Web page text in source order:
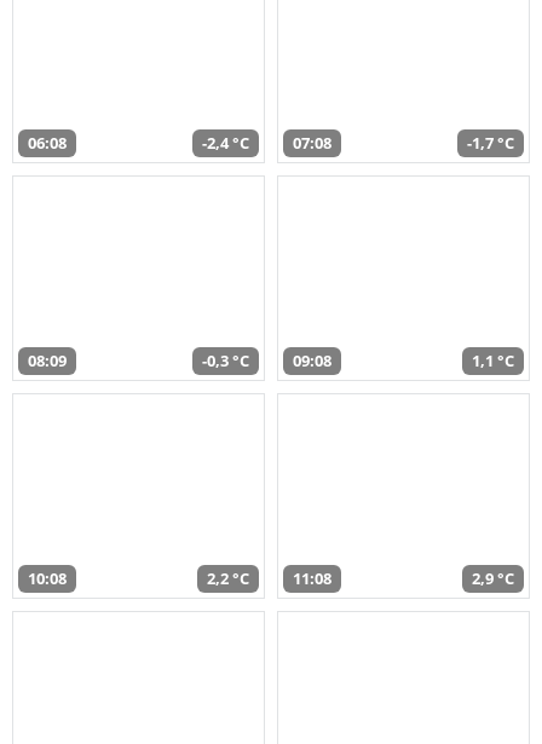
06:08 -2,4 °C 07:08 -1,7 °C
08:09 -0,3 °C 09:08 1,1 °C
10:08 2,2 °C 11:08 2,9 °C